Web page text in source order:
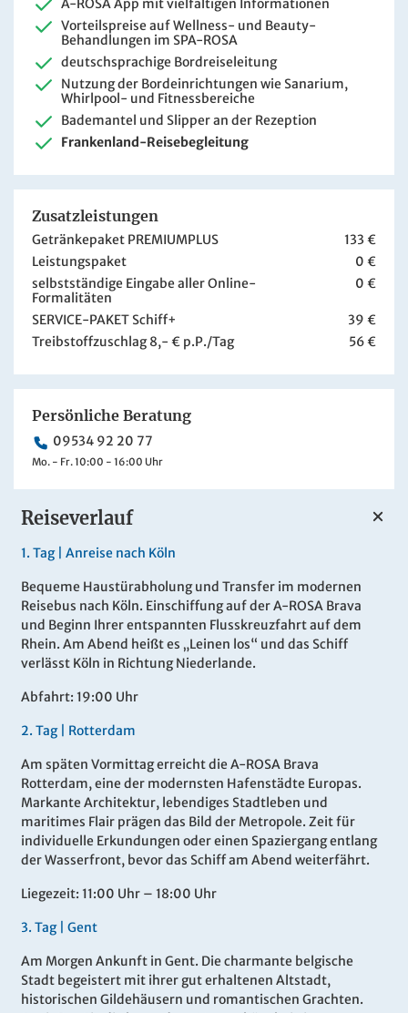
Reiseverlauf
1. Tag | Anreise nach Köln
Bequeme Haustürabholung und Transfer im modernen
Reisebus nach Köln. Einschiffung auf der A-ROSA Brava
und Beginn Ihrer entspannten Flusskreuzfahrt auf dem
Rhein. Am Abend heißt es „Leinen los“ und das Schiff
verlässt Köln in Richtung Niederlande.
Abfahrt: 19:00 Uhr
2. Tag | Rotterdam
Am späten Vormittag erreicht die A-ROSA Brava
Rotterdam, eine der modernsten Hafenstädte Europas.
Markante Architektur, lebendiges Stadtleben und
maritimes Flair prägen das Bild der Metropole. Zeit für
individuelle Erkundungen oder einen Spaziergang entlang
der Wasserfront, bevor das Schiff am Abend weiterfährt.
Liegezeit: 11:00 Uhr – 18:00 Uhr
3. Tag | Gent
Am Morgen Ankunft in Gent. Die charmante belgische
Stadt begeistert mit ihrer gut erhaltenen Altstadt,
historischen Gildehäusern und romantischen Grachten.
A-ROSA App mit vielfältigen Informationen
Vorteilspreise auf Wellness- und Beauty-
Behandlungen im SPA-ROSA
deutschsprachige Bordreiseleitung
Nutzung der Bordeinrichtungen wie Sanarium,
Whirlpool- und Fitnessbereiche
Bademantel und Slipper an der Rezeption
Frankenland-Reisebegleitung
Zusatzleistungen
Getränkepaket PREMIUMPLUS
133 €
Leistungspaket
0 €
selbstständige Eingabe aller Online-
Formalitäten
0 €
SERVICE-PAKET Schiff+
39 €
Treibstoffzuschlag 8,- € p.P./Tag
56 €
Persönliche Beratung
09534 92 20 77
Mo. - Fr. 10:00 - 16:00 Uhr